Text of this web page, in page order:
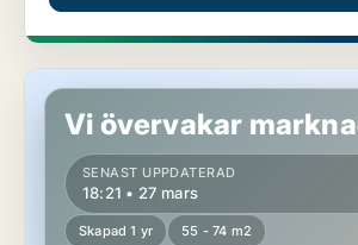
Kontor på Östermalm
Vi övervakar
SENAST UPPDATERAD
18:21 • 27 mars
Skapad 1 yr 55 - 74 m2